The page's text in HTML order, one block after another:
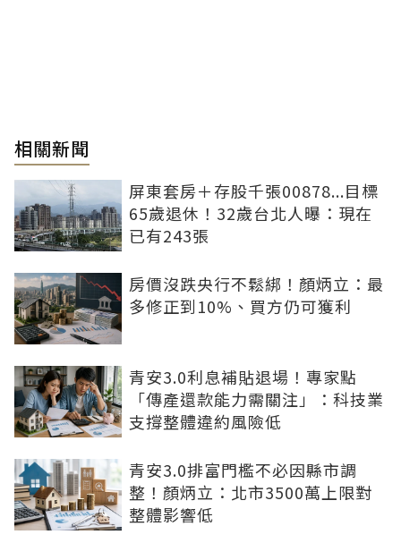
相關新聞
屏東套房＋存股千張00878...目標
65歲退休！32歲台北人曝：現在
已有243張
房價沒跌央行不鬆綁！顏炳立：最
多修正到10%、買方仍可獲利
青安3.0利息補貼退場！專家點
「傳產還款能力需關注」：科技業
支撐整體違約風險低
青安3.0排富門檻不必因縣市調
整！顏炳立：北市3500萬上限對
整體影響低